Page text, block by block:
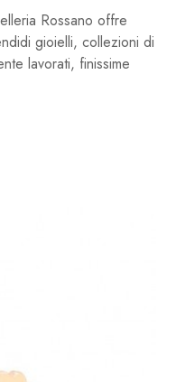
Rossano offre
gioielli, collezioni di
lavorati, finissime